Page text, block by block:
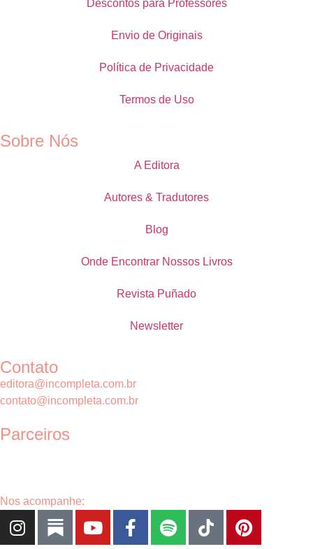
Descontos para Professores
Envio de Originais
Política de Privacidade
Termos de Uso
Sobre Nós
A Editora
Autores & Tradutores
Blog
Onde Encontrar Nossos Livros
Revista Puñado
Newsletter
Contato
editora@incompleta.com.br
contato@incompleta.com.br
Parceiros
Nos acompanhe: